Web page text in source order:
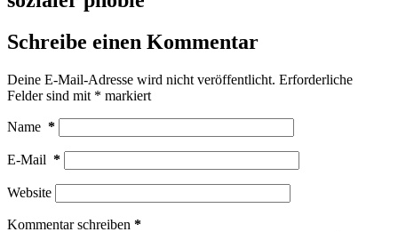
Schreibe einen Kommentar
Deine E-Mail-Adresse wird nicht veröffentlicht. Erforderliche
Felder sind mit * markiert
Name *
E-Mail *
Website
Kommentar schreiben *